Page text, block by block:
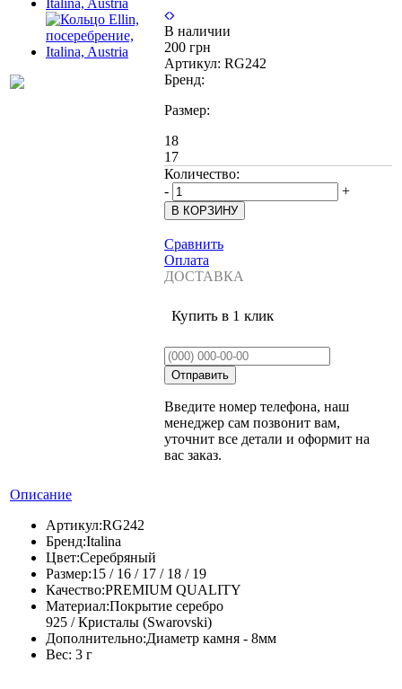
В наличии
200 грн
Артикул: RG242
Бренд:
Размер:
18
17
Количество:
-
+
Сравнить
Оплата
ДОСТАВКА
Купить в 1 клик
Введите номер телефона, наш
менеджер сам позвонит вам,
уточнит все детали и оформит на
вас заказ.
Описание
Артикул:RG242
Бренд:Italina
Цвет:Серебряный
Размер:15 / 16 / 17 / 18 / 19
Качество:PREMIUM QUALITY
Материал:Покрытие серебро
925 / Кристалы (Swarovski)
Дополнительно:Диаметр камня - 8мм
Вес: 3 г